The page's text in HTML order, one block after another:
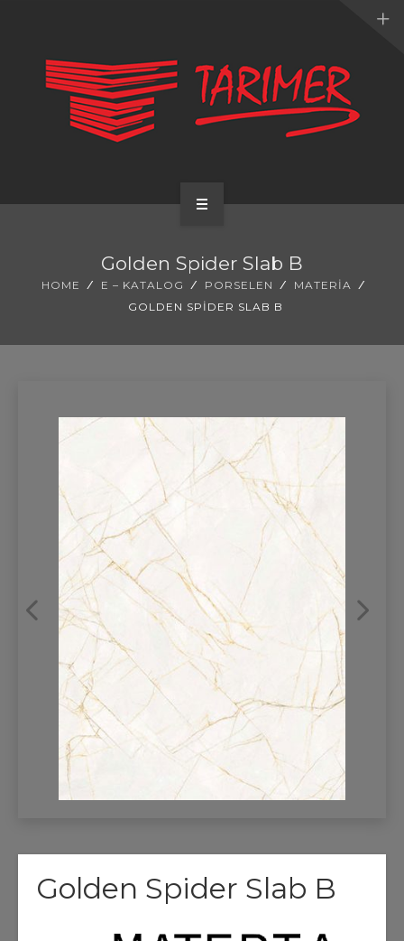
UYGULAMALARIMIZ
İLETİŞİM
Golden Spider Slab B
HOME E – KATALOG PORSELEN
MATERIA
GOLDEN SPIDER SLAB B
Golden Spider Slab B